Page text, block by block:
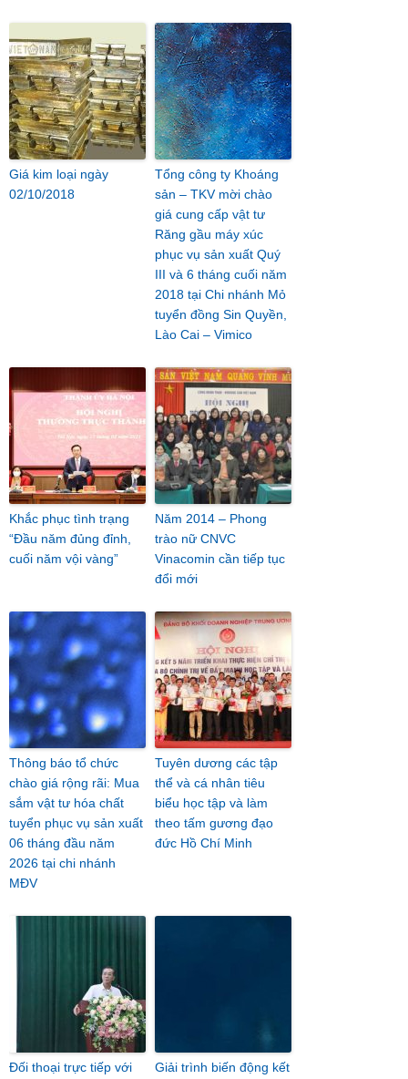
Giá kim loại ngày
02/10/2018
Tổng công ty Khoáng
sản – TKV mời chào
giá cung cấp vật tư
Răng gầu máy xúc
phục vụ sản xuất Quý
III và 6 tháng cuối năm
2018 tại Chi nhánh Mỏ
tuyển đồng Sin Quyền,
Lào Cai – Vimico
Khắc phục tình trạng
“Đầu năm đủng đỉnh,
cuối năm vội vàng”
Năm 2014 – Phong
trào nữ CNVC
Vinacomin cần tiếp tục
đổi mới
Thông báo tổ chức
chào giá rộng rãi: Mua
sắm vật tư hóa chất
tuyển phục vụ sản xuất
06 tháng đầu năm
2026 tại chi nhánh
MĐV
Tuyên dương các tập
thể và cá nhân tiêu
biểu học tập và làm
theo tấm gương đạo
đức Hồ Chí Minh
Đối thoại trực tiếp với
Giải trình biến động kết